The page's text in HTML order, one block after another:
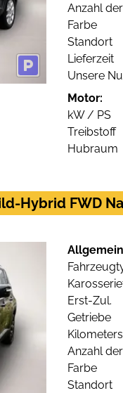
Anzahl
Farbe
Standort
Lieferzeit
Unsere
Motor:
kW / PS
Treibstoff
Hubraum
Hybrid FWD
Erst-Zul.
Getriebe
Anzahl
Farbe
Standort